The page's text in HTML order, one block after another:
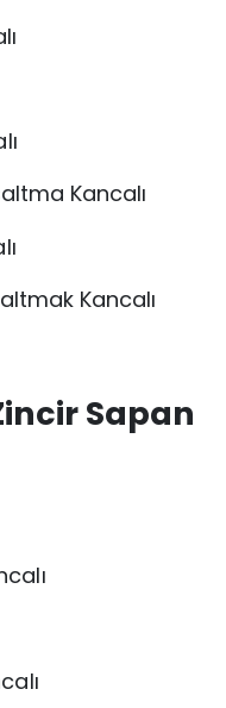
Kancalı
Kancalı
Sapan